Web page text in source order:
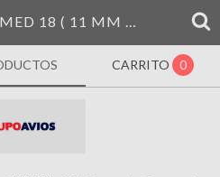
BOTON DE METAL MED 18 ( 11 MM ) ( ART 12-3742 ) COLOR NEGRO X 144 UNIDADES
CARRITO 0